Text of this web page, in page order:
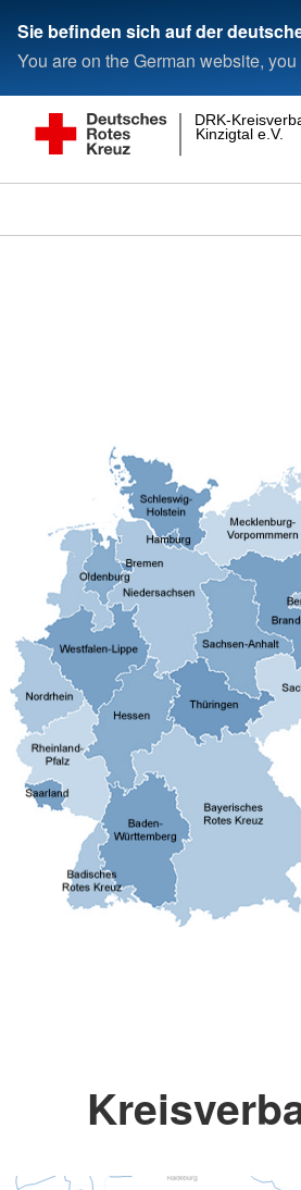
Sie befinden sich auf der
You are on the German website,
Kinzigtal e.V.
DRK-